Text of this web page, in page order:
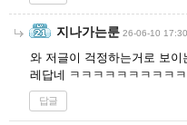
지나가는룬 26-06-10 17:30
와 저글이 걱정하는거로 보
레답네 ㅋㅋㅋㅋㅋㅋㅋㅋㅋ
답글